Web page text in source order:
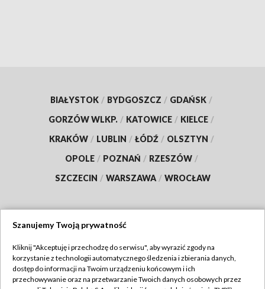
BIAŁYSTOK / BYDGOSZCZ / GDAŃSK /
GORZÓW WLKP. / KATOWICE / KIELCE /
KRAKÓW / LUBLIN / ŁÓDŹ / OLSZTYN /
OPOLE / POZNAŃ / RZESZÓW /
SZCZECIN / WARSZAWA / WROCŁAW
TVP
Abonament TVP
Regulamin TVP
Szanujemy Twoją prywatność
Kliknij "Akceptuję i przechodzę do serwisu", aby wyrazić zgody na
korzystanie z technologii automatycznego śledzenia i zbierania danych,
dostęp do informacji na Twoim urządzeniu końcowym i ich
przechowywanie oraz na przetwarzanie Twoich danych osobowych przez